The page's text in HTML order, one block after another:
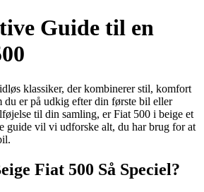
Guide til en
klassiker, der kombinerer stil, komfort
er på udkig efter din første bil eller
til din samling, er Fiat 500 i beige et
guide vil vi udforske alt, du har brug for at
Fiat 500 Så Speciel?